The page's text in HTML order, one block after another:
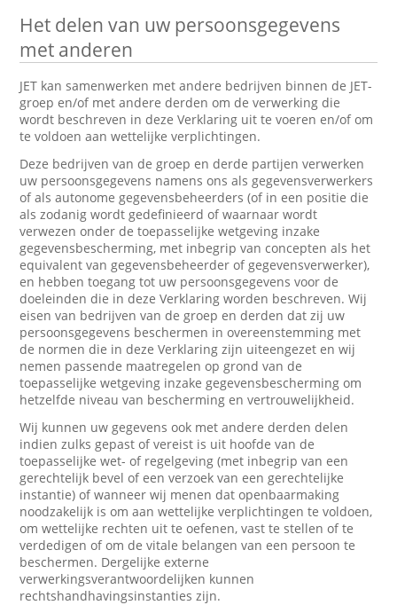
Het delen van uw persoonsgegevens
met anderen
JET kan samenwerken met andere bedrijven binnen de JET-
groep en/of met andere derden om de verwerking die
wordt beschreven in deze Verklaring uit te voeren en/of om
te voldoen aan wettelijke verplichtingen.
Deze bedrijven van de groep en derde partijen verwerken
uw persoonsgegevens namens ons als gegevensverwerkers
of als autonome gegevensbeheerders (of in een positie die
als zodanig wordt gedefinieerd of waarnaar wordt
verwezen onder de toepasselijke wetgeving inzake
gegevensbescherming, met inbegrip van concepten als het
equivalent van gegevensbeheerder of gegevensverwerker),
en hebben toegang tot uw persoonsgegevens voor de
doeleinden die in deze Verklaring worden beschreven. Wij
eisen van bedrijven van de groep en derden dat zij uw
persoonsgegevens beschermen in overeenstemming met
de normen die in deze Verklaring zijn uiteengezet en wij
nemen passende maatregelen op grond van de
toepasselijke wetgeving inzake gegevensbescherming om
hetzelfde niveau van bescherming en vertrouwelijkheid.
Wij kunnen uw gegevens ook met andere derden delen
indien zulks gepast of vereist is uit hoofde van de
toepasselijke wet- of regelgeving (met inbegrip van een
gerechtelijk bevel of een verzoek van een gerechtelijke
instantie) of wanneer wij menen dat openbaarmaking
noodzakelijk is om aan wettelijke verplichtingen te voldoen,
om wettelijke rechten uit te oefenen, vast te stellen of te
verdedigen of om de vitale belangen van een persoon te
beschermen. Dergelijke externe
verwerkingsverantwoordelijken kunnen
rechtshandhavingsinstanties zijn.